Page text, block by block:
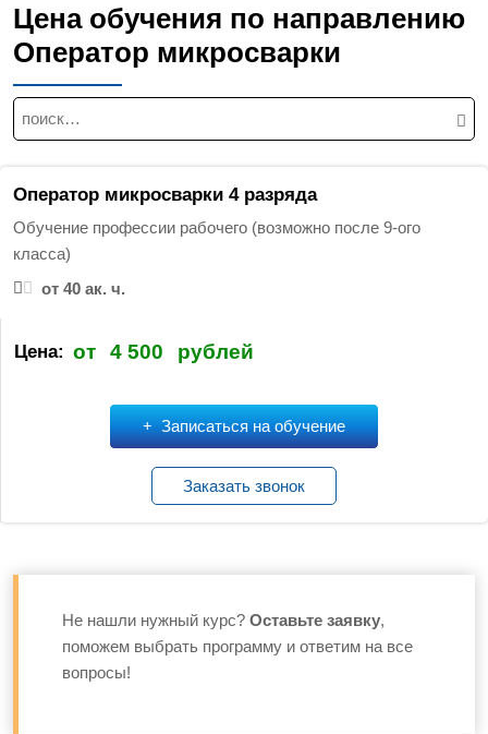
Цена обучения по направлению
Оператор микросварки
Н
а
т
Оператор микросварки 4 разряда
Обучение профессии рабочего (возможно после 9-ого
класса)
от 40 ак. ч.
Цена: от 4 500 рублей
Записаться на обучение
Заказать звонок
Не нашли нужный курс? Оставьте заявку,
поможем выбрать программу и ответим на все
вопросы!